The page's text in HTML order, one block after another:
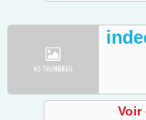
Voir